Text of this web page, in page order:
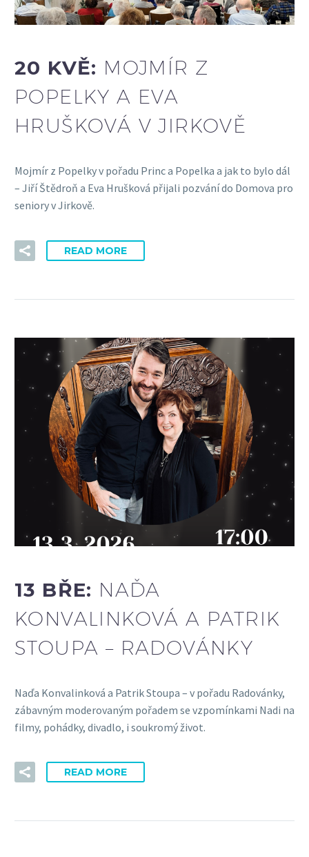
20 KVĚ: MOJMÍR Z
POPELKY A EVA
HRUŠKOVÁ V JIRKOVĚ
Mojmír z Popelky v pořadu Princ a Popelka a jak to bylo dál
– Jiří Štědroň a Eva Hrušková přijali pozvání do Domova pro
seniory v Jirkově.
READ MORE
13 BŘE: NAĎA
KONVALINKOVÁ A PATRIK
STOUPA – RADOVÁNKY
Naďa Konvalinková a Patrik Stoupa – v pořadu Radovánky,
zábavným moderovaným pořadem se vzpomínkami Nadi na
filmy, pohádky, divadlo, i soukromý život.
READ MORE